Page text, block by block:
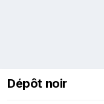
Dépôt noir